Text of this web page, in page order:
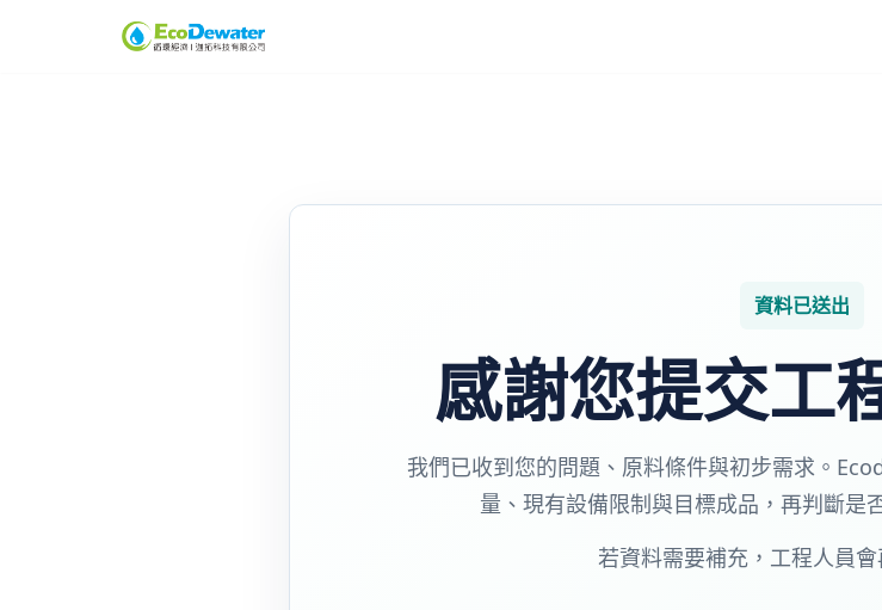
資料已送出
感謝您提交工
我們已收到您的問題、原料條件與初步需求。
量、現有設備限制與目標成品，再判斷是
若資料需要補充，工程人員會